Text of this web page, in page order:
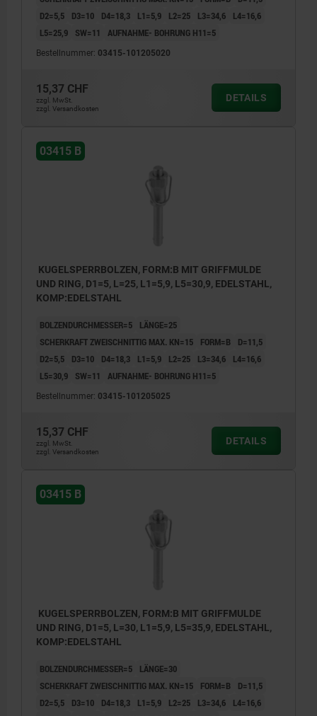
D2=5,5
D3=10 D4=18,3 L1=5,9 L2=25 L3=34,6
L4=16,6
L5=25,9
SW=11 AUFNAHME- BOHRUNG H11=5
Bestellnummer: 03415-101205020
15,37 CHF
zzgl. MwSt.
zzgl. Versandkosten
DETAILS
03415 B
KUGELSPERRBOLZEN, FORM:B MIT GRIFFMULDE
UND RING, D1=5, L=25, L1=5,9, L5=30,9, EDELSTAHL,
KOMP:EDELSTAHL
BOLZENDURCHMESSER=5
LÄNGE=25
SCHERKRAFT ZWEISCHNITTIG MAX. KN=15
FORM=B
D=11,5
D2=5,5
D3=10 D4=18,3 L1=5,9 L2=25 L3=34,6
L4=16,6
L5=30,9
SW=11 AUFNAHME- BOHRUNG H11=5
Bestellnummer: 03415-101205025
15,37 CHF
zzgl. MwSt.
zzgl. Versandkosten
DETAILS
03415 B
KUGELSPERRBOLZEN, FORM:B MIT GRIFFMULDE
UND RING, D1=5, L=30, L1=5,9, L5=35,9, EDELSTAHL,
KOMP:EDELSTAHL
BOLZENDURCHMESSER=5
LÄNGE=30
SCHERKRAFT ZWEISCHNITTIG MAX. KN=15
FORM=B
D=11,5
D2=5,5
D3=10 D4=18,3 L1=5,9 L2=25 L3=34,6
L4=16,6